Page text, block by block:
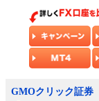
GMOクリック証券